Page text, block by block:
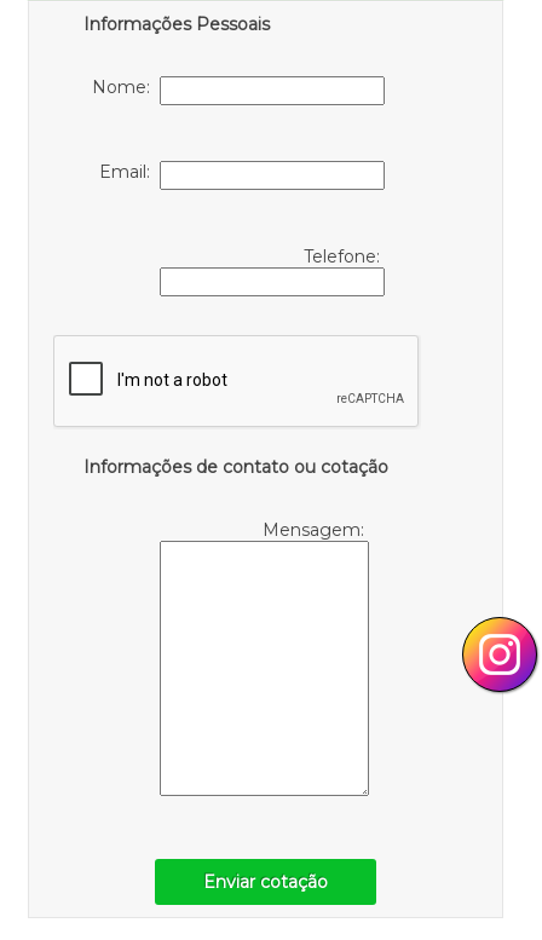
Informações Pessoais
Nome:
Email:
Telefone:
Informações de contato ou cotação
Mensagem:
Enviar cotação